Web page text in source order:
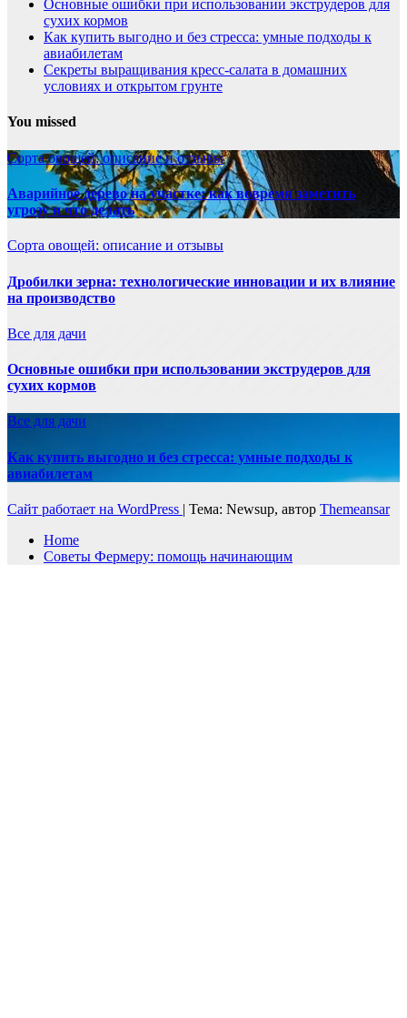
Основные ошибки при использовании экструдеров для
сухих кормов
Как купить выгодно и без стресса: умные подходы к
авиабилетам
Секреты выращивания кресс-салата в домашних
условиях и открытом грунте
You missed
Сорта овощей: описание и отзывы
Аварийное дерево на участке: как вовремя заметить
угрозу и что делать
Сорта овощей: описание и отзывы
Дробилки зерна: технологические инновации и их влияние
на производство
Все для дачи
Основные ошибки при использовании экструдеров для
сухих кормов
Все для дачи
Как купить выгодно и без стресса: умные подходы к
авиабилетам
Сайт работает на WordPress | Тема: Newsup, автор Themeansar
Home
Советы Фермеру: помощь начинающим